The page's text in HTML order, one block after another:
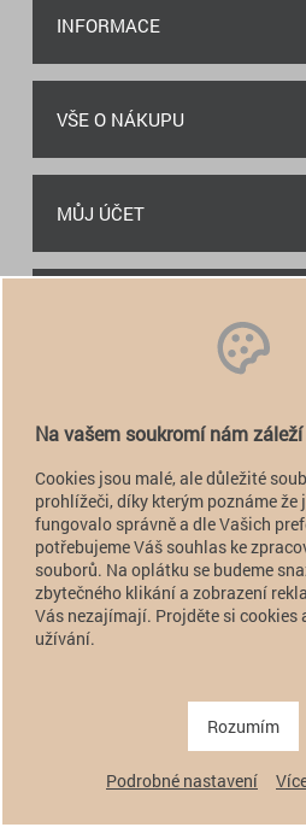
INFORMACE
VŠE O NÁKUPU
MŮJ ÚČET


verze pro PC
Na vašem soukromí nám záleží
Cookies jsou malé, ale důležité
prohlížeči, díky kterým poznáme že
fungovalo správně a dle Vašich
potřebujeme Váš souhlas ke
souborů. Na oplátku se budeme
zbytečného klikání a zobrazení
Vás nezajímají. Projděte si cookies
užívání.
Rozumím
Podrobné nastavení
Copyright 2011 - 2026 alfatactical